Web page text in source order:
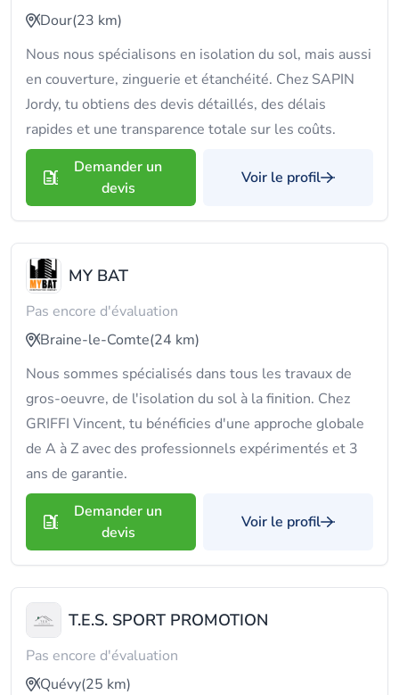
Dour(23 km)
Nous nous spécialisons en isolation du sol, mais aussi
en couverture, zinguerie et étanchéité. Chez SAPIN
Jordy, tu obtiens des devis détaillés, des délais
rapides et une transparence totale sur les coûts.
Demander un
devis
Voir le profil
MY BAT
Pas encore d'évaluation
Braine-le-Comte(24 km)
Nous sommes spécialisés dans tous les travaux de
gros-oeuvre, de l'isolation du sol à la finition. Chez
GRIFFI Vincent, tu bénéficies d'une approche globale
de A à Z avec des professionnels expérimentés et 3
ans de garantie.
Demander un
devis
Voir le profil
T.E.S. SPORT PROMOTION
Pas encore d'évaluation
Quévy(25 km)